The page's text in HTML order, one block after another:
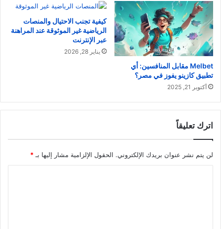
Melbet مقابل المنافسين: أي
تطبيق كازينو يفوز في مصر؟
أكتوبر 21, 2025
كيفية تجنب الاحتيال والمنصات
الرياضية غير الموثوقة عند المراهنة
عبر الإنترنت
يناير 28, 2026
اترك تعليقاً
لن يتم نشر عنوان بريدك الإلكتروني. الحقول الإلزامية مشار إليها بـ*